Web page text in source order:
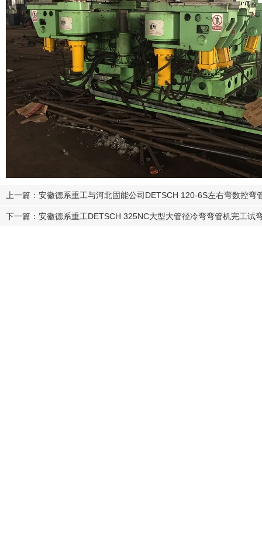
上一篇：安徽德系重工与河北固能公司DETSCH 120-6S左右弯数控弯
下一篇：安徽德系重工DETSCH 325NC大型大管径冷弯弯管机完工试